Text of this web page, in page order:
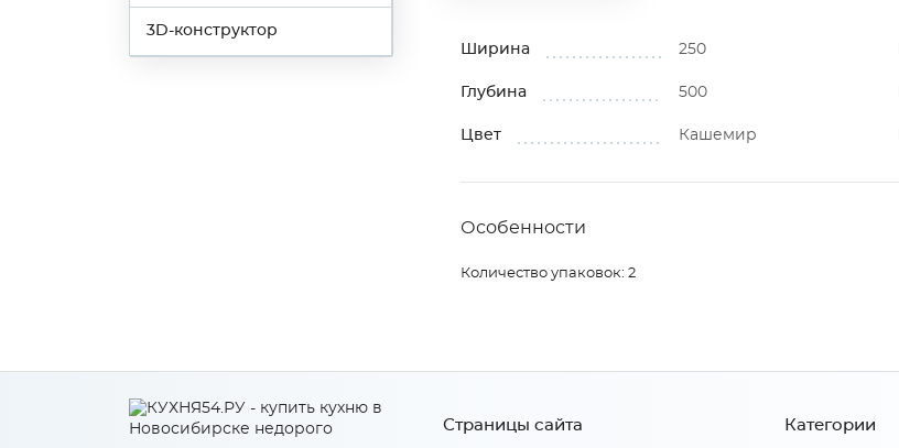
3D-конструктор
Ширина 250
Глубина 500
Цвет Кашемир
Особенности
Количество упаковок: 2
Страницы сайта Категории